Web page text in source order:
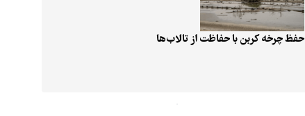
حفظ چرخه کربن با حفاظت از تالاب‌ها